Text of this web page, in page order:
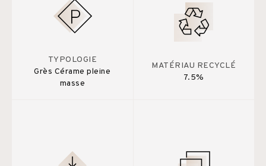
TYPOLOGIE
Grès Cérame pleine
masse
MATÉRIAU RECYCLÉ
7.5%